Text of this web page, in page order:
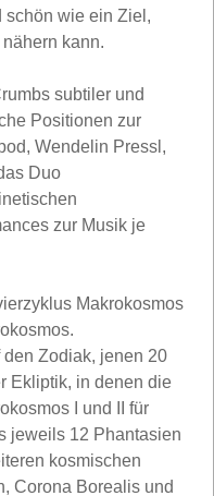
schön wie ein Ziel,
kann.
subtiler und
Positionen zur
Wendelin Pressl,
Duo
zur Musik je
Makrokosmos
Zodiak, jenen 20
Ekliptik, in denen die
I und II für
jeweils 12 Phantasien
kosmischen
Corona Borealis und